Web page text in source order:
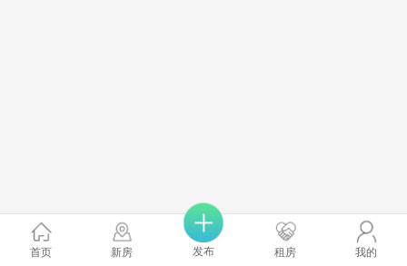
首页 新房 发布 租房 我的